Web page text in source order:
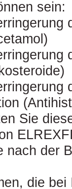
sein:
Sie
nach der
die